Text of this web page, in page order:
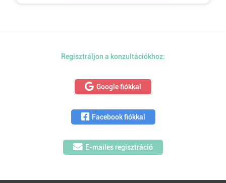
Regisztráljon a konzultációkhoz:
Google fiókkal
Facebook fiókkal
E-mailes regisztráció